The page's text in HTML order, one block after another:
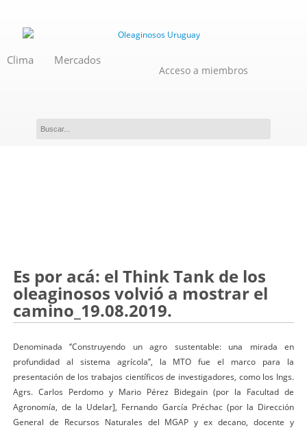
Clima Mercados
Acceso a miembros
Es por acá: el Think Tank de los
oleaginosos volvió a mostrar el
camino_19.08.2019.
Denominada ‘’Construyendo un agro sustentable: una mirada en
profundidad al sistema agrícola’’, la MTO fue el marco para la
presentación de los trabajos científicos de investigadores, como los Ings.
Agrs. Carlos Perdomo y Mario Pérez Bidegain (por la Facultad de
Agronomía, de la Udelar], Fernando García Préchac (por la Dirección
General de Recursos Naturales del MGAP y ex decano, docente y